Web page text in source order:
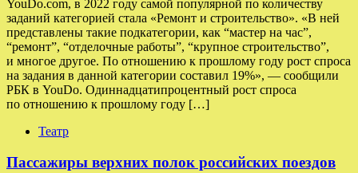
YouDo.com, в 2022 году самой популярной по количеству
заданий категорией стала «Ремонт и строительство». «В ней
представлены такие подкатегории, как “мастер на час”,
“ремонт”, “отделочные работы”, “крупное строительство”,
и многое другое. По отношению к прошлому году рост спроса
на задания в данной категории составил 19%», — сообщили
РБК в YouDo. Одиннадцатипроцентный рост спроса
по отношению к прошлому году […]
Театр
Пассажиры верхних полок российских поездов